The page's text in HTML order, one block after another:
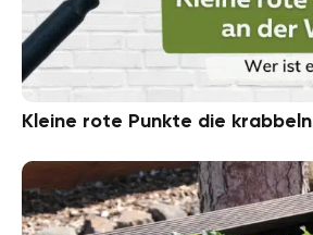
Kleine rote Punkte die